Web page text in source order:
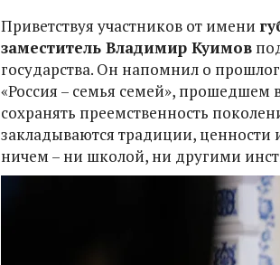
Приветствуя участников от имени
заместитель Владимир Куимов
государства. Он напомнил о
«Россия – семья семей», прошедшем
сохранять преемственность
закладываются традиции,
ничем – ни школой, ни другими